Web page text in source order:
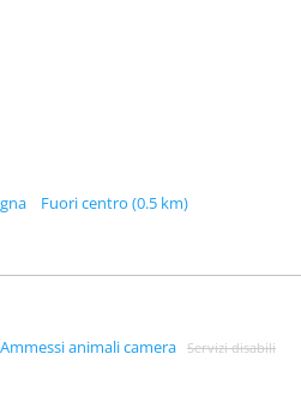
Fuori centro (0.5 km)
Ammessi animali camera Servizi disabili